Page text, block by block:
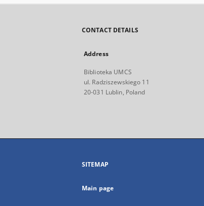
CONTACT DETAILS
Address
Biblioteka UMCS
ul. Radziszewskiego 11
20-031 Lublin, Poland
SITEMAP
Main page